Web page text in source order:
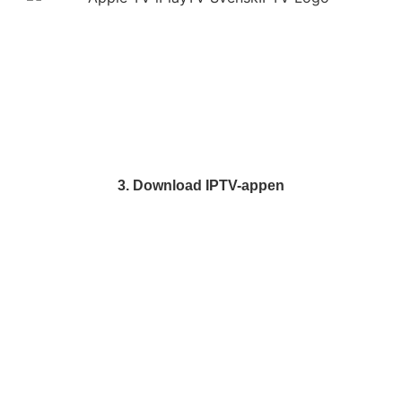
3. Download IPTV-appen